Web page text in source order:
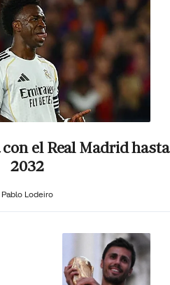
el Real Madrid hasta
2032
Pablo Lodeiro